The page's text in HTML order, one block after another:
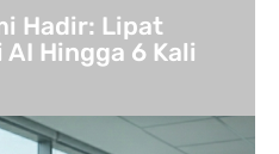
Hadir: Lipat
Hingga 6 Kali